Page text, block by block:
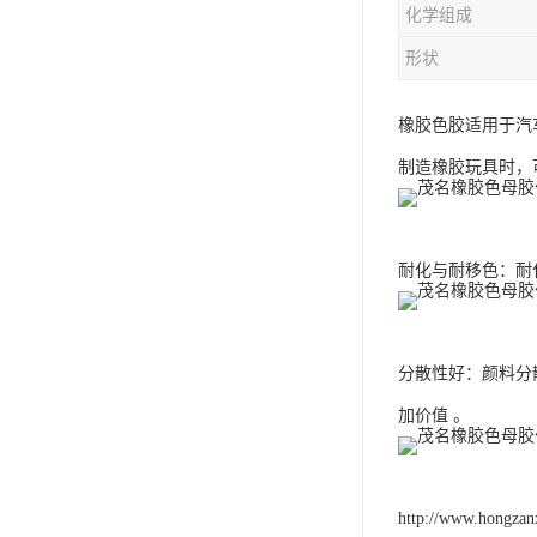
化学组成
形状
橡胶色胶适用于
制造橡胶玩具时
耐化与耐移色：
分散性好：颜料
加价值 。
http://